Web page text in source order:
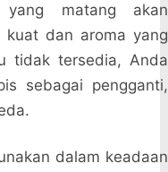
matang akan
kuat dan aroma yang
tidak tersedia, Anda
sebagai pengganti,
dalam keadaan